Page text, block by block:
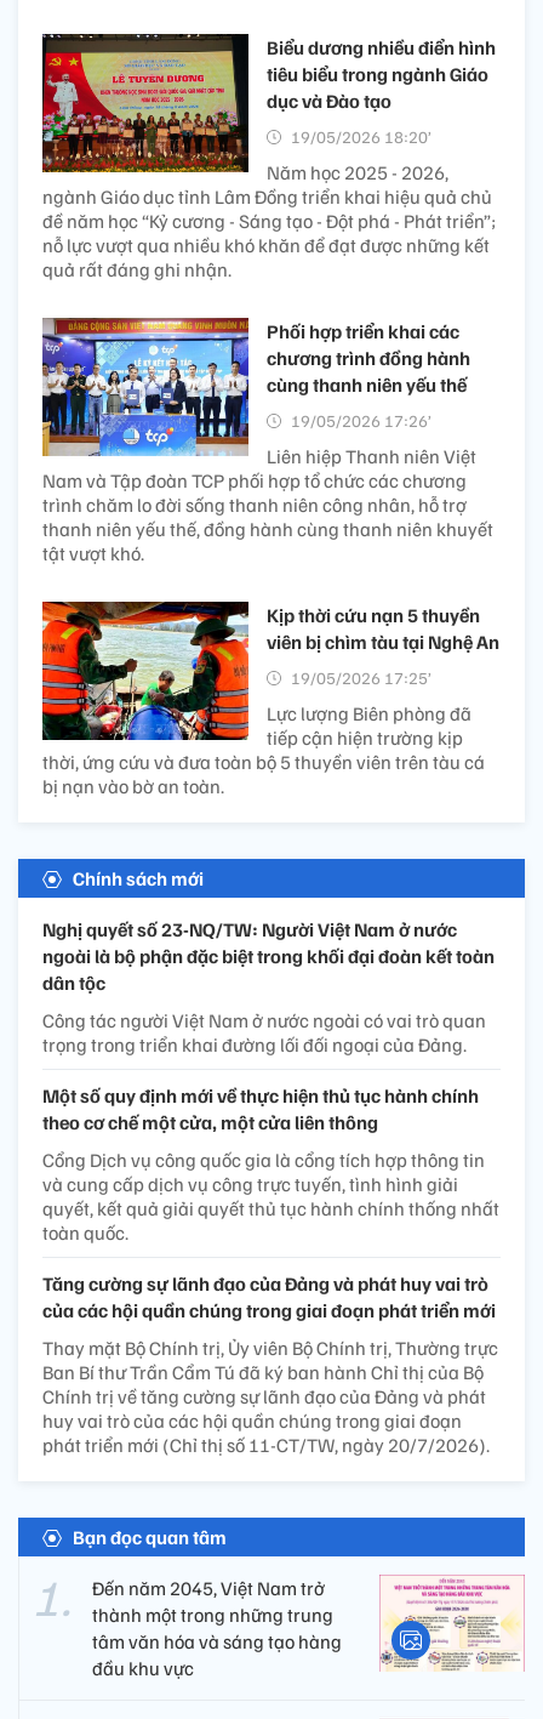
Biểu dương nhiều điển hình
tiêu biểu trong ngành Giáo
dục và Đào tạo
19/05/2026 18:20’
Năm học 2025 - 2026,
ngành Giáo dục tỉnh Lâm Đồng triển khai hiệu quả chủ
đề năm học “Kỷ cương - Sáng tạo - Đột phá - Phát triển”;
nỗ lực vượt qua nhiều khó khăn để đạt được những kết
quả rất đáng ghi nhận.
Phối hợp triển khai các
chương trình đồng hành
cùng thanh niên yếu thế
19/05/2026 17:26’
Liên hiệp Thanh niên Việt
Nam và Tập đoàn TCP phối hợp tổ chức các chương
trình chăm lo đời sống thanh niên công nhân, hỗ trợ
thanh niên yếu thế, đồng hành cùng thanh niên khuyết
tật vượt khó.
Kịp thời cứu nạn 5 thuyền
viên bị chìm tàu tại Nghệ An
19/05/2026 17:25’
Lực lượng Biên phòng đã
tiếp cận hiện trường kịp
thời, ứng cứu và đưa toàn bộ 5 thuyền viên trên tàu cá
bị nạn vào bờ an toàn.
Chính sách mới
Nghị quyết số 23-NQ/TW: Người Việt Nam ở nước
ngoài là bộ phận đặc biệt trong khối đại đoàn kết toàn
dân tộc
Công tác người Việt Nam ở nước ngoài có vai trò quan
trọng trong triển khai đường lối đối ngoại của Đảng.
Một số quy định mới về thực hiện thủ tục hành chính
theo cơ chế một cửa, một cửa liên thông
Cổng Dịch vụ công quốc gia là cổng tích hợp thông tin
và cung cấp dịch vụ công trực tuyến, tình hình giải
quyết, kết quả giải quyết thủ tục hành chính thống nhất
toàn quốc.
Tăng cường sự lãnh đạo của Đảng và phát huy vai trò
của các hội quần chúng trong giai đoạn phát triển mới
Thay mặt Bộ Chính trị, Ủy viên Bộ Chính trị, Thường trực
Ban Bí thư Trần Cẩm Tú đã ký ban hành Chỉ thị của Bộ
Chính trị về tăng cường sự lãnh đạo của Đảng và phát
huy vai trò của các hội quần chúng trong giai đoạn
phát triển mới (Chỉ thị số 11-CT/TW, ngày 20/7/2026).
Bạn đọc quan tâm
Đến năm 2045, Việt Nam trở
thành một trong những trung
tâm văn hóa và sáng tạo hàng
đầu khu vực